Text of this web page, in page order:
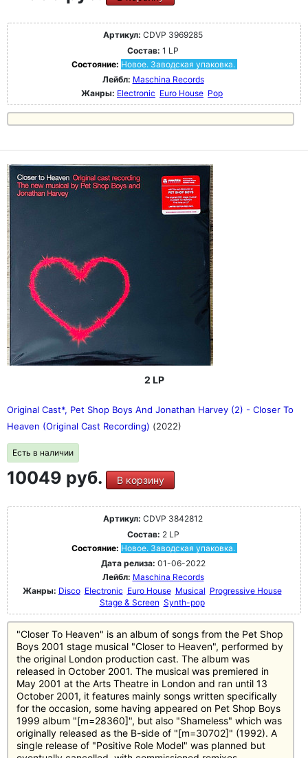
Артикул: CDVP 3969285
Состав: 1 LP
Состояние: Новое. Заводская упаковка.
Лейбл: Maschina Records
Жанры: Electronic Euro House Pop
2 LP
Original Cast*, Pet Shop Boys And Jonathan Harvey (2) - Closer To
Heaven (Original Cast Recording) (2022)
Есть в наличии
10049 руб. В корзину
Артикул: CDVP 3842812
Состав: 2 LP
Состояние: Новое. Заводская упаковка.
Дата релиза: 01-06-2022
Лейбл: Maschina Records
Жанры: Disco Electronic Euro House Musical Progressive House
Stage & Screen Synth-pop
"Closer To Heaven" is an album of songs from the Pet Shop
Boys 2001 stage musical "Closer to Heaven", performed by
the original London production cast. The album was
released in October 2001. The musical was premiered in
May 2001 at the Arts Theatre in London and ran until 13
October 2001, it features mainly songs written specifically
for the occasion, some having appeared on Pet Shop Boys
1999 album "[m=28360]", but also "Shameless" which was
originally released as the B-side of "[m=30702]" (1992). A
single release of "Positive Role Model" was planned but